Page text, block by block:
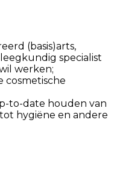
(basis)arts,
specialist
werken;
cosmetische
to-date houden van
hygiëne en andere